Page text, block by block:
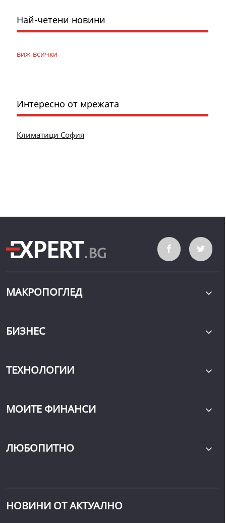
Най-четени новини
виж всички
Интересно от мрежата
Климатици София
МАКРОПОГЛЕД
БИЗНЕС
ТЕХНОЛОГИИ
МОИТЕ ФИНАНСИ
ЛЮБОПИТНО
НОВИНИ ОТ АКТУАЛНО